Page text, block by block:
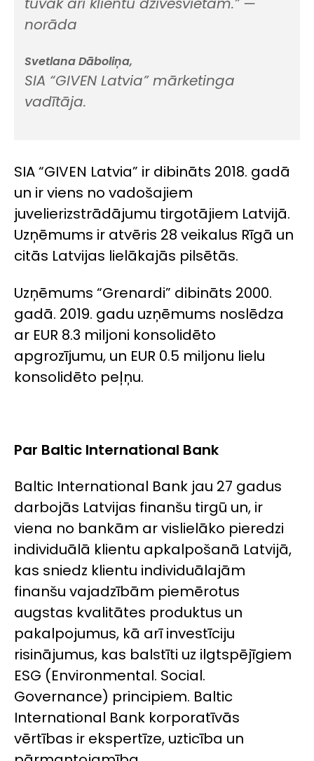
norāda
Svetlana Dāboliņa,
SIA “GIVEN Latvia” mārketinga
vadītāja.
SIA “GIVEN Latvia” ir dibināts 2018. gadā
un ir viens no vadošajiem
juvelierizstrādājumu tirgotājiem Latvijā.
Uzņēmums ir atvēris 28 veikalus Rīgā un
citās Latvijas lielākajās pilsētās.
Uzņēmums “Grenardi” dibināts 2000.
gadā. 2019. gadu uzņēmums noslēdza
ar EUR 8.3 miljoni konsolidēto
apgrozījumu, un EUR 0.5 miljonu lielu
konsolidēto peļņu.
Par Baltic International Bank
Baltic International Bank jau 27 gadus
darbojās Latvijas finanšu tirgū un, ir
viena no bankām ar vislielāko pieredzi
individuālā klientu apkalpošanā Latvijā,
kas sniedz klientu individuālajām
finanšu vajadzībām piemērotus
augstas kvalitātes produktus un
pakalpojumus, kā arī investīciju
risinājumus, kas balstīti uz ilgtspējīgiem
ESG (Environmental. Social.
Governance) principiem. Baltic
International Bank korporatīvās
vērtības ir ekspertīze, uzticība un